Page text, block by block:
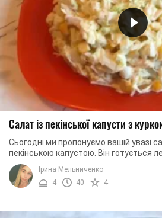
Салат із пекінської капусти з
Сьогодні ми пропонуємо вашій увазі
пекінською капустою. Він готується
надзвичайно доступних інгредієнтів, а
Ірина Мельниченко
4
40 4